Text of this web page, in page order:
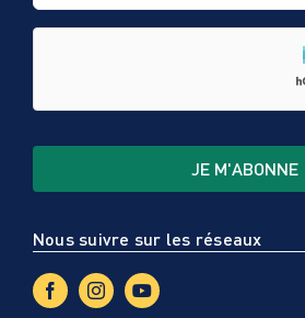
Nous suivre sur les réseaux